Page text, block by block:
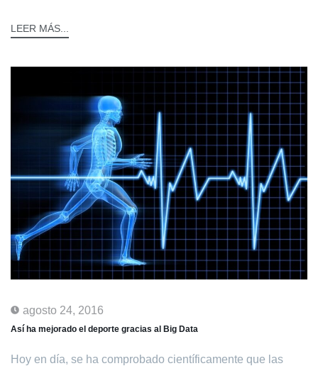
LEER MÁS...
agosto 24, 2016
Así ha mejorado el deporte gracias al Big Data
Hoy en día, se ha comprobado científicamente que las